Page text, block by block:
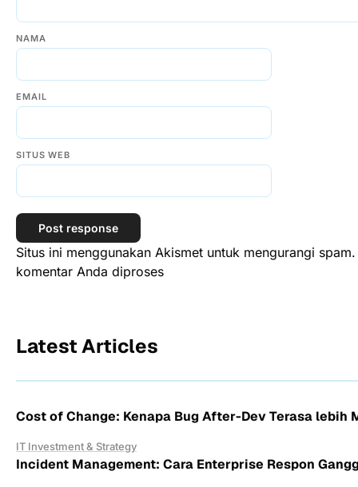
NAMA
EMAIL
SITUS WEB
Situs ini menggunakan Akismet untuk mengurangi
komentar Anda diproses
Latest Articles
Cost of Change: Kenapa Bug After-Dev Terasa lebih
IT Investment & Strategy
Incident Management: Cara Enterprise Respon